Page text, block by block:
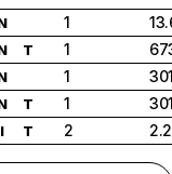
1
T 1
1
T 1
I T 2